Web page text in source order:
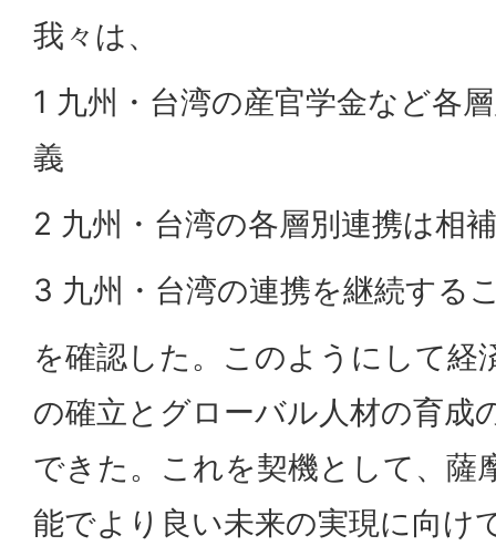
我々は、
1 九州・台湾の産官学金など各
義
2 九州・台湾の各層別連携は相
3 九州・台湾の連携を継続する
を確認した。このようにして経
の確立とグローバル人材の育成
できた。これを契機として、薩
能でより良い未来の実現に向け